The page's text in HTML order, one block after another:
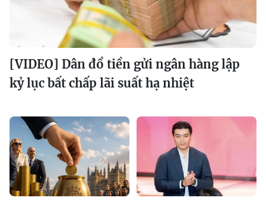
[VIDEO] Dân đổ tiền gửi ngân hàng lập
kỷ lục bất chấp lãi suất hạ nhiệt